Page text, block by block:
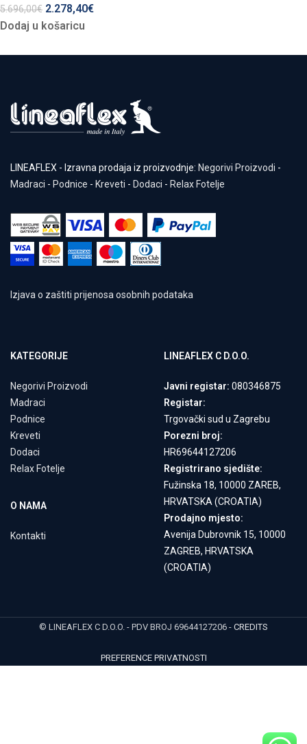
5.696,00€ 2.278,40€
Dodaj u košaricu
LINEAFLEX - Izravna prodaja iz proizvodnje: Negorivi Proizvodi -
Madraci - Podnice - Kreveti - Dodaci - Relax Fotelje
Izjava o zaštiti prijenosa osobnih podataka
KATEGORIJE
Negorivi Proizvodi
Madraci
Podnice
Kreveti
Dodaci
Relax Fotelje
O NAMA
Kontakti
LINEAFLEX C D.O.O.
Javni registar: 080346875
Registar:
Trgovački sud u Zagrebu
Porezni broj:
HR69644127206
Registrirano sjedište:
Fužinska 18, 10000 ZAREB,
HRVATSKA (CROATIA)
Prodajno mjesto:
Avenija Dubrovnik 15, 10000
ZAGREB, HRVATSKA
(CROATIA)
© LINEAFLEX C D.O.O. - PDV BROJ 69644127206 - CREDITS
PREFERENCE PRIVATNOSTI